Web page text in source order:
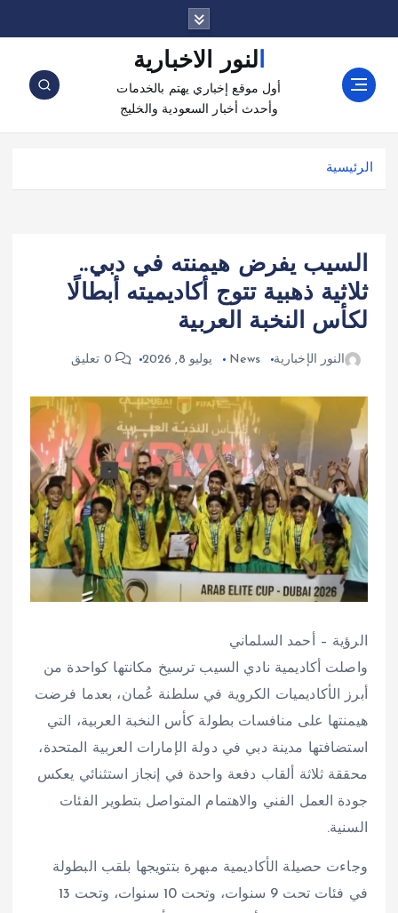
ز
النور الاخبارية
أول موقع إخباري يهتم بالخدمات
وأحدث أخبار السعودية والخليج
الرئيسية
السيب يفرض هيمنته في دبي..
ثلاثية ذهبية تتوج أكاديميته أبطالًا
لكأس النخبة العربية
النور الإخبارية News يوليو 8, 2026 0 تعليق
الرؤية – أحمد السلماني
واصلت أكاديمية نادي السيب ترسيخ مكانتها كواحدة من
أبرز الأكاديميات الكروية في سلطنة عُمان، بعدما فرضت
هيمنتها على منافسات بطولة كأس النخبة العربية، التي
استضافتها مدينة دبي في دولة الإمارات العربية المتحدة،
محققة ثلاثة ألقاب دفعة واحدة في إنجاز استثنائي يعكس
جودة العمل الفني والاهتمام المتواصل بتطوير الفئات
السنية.
وجاءت حصيلة الأكاديمية مبهرة بتتويجها بلقب البطولة
في فئات تحت 9 سنوات، وتحت 10 سنوات، وتحت 13